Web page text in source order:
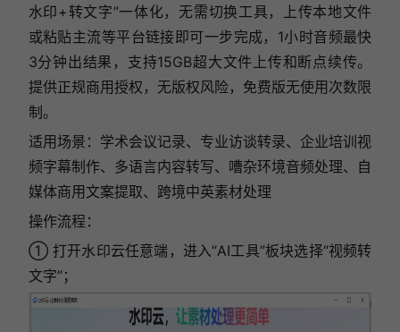
水印+转文字”一体化，无需切换工具，上传本地文件
或粘贴主流等平台链接即可一步完成，1小时音频最快
3分钟出结果，支持15GB超大文件上传和断点续传。
提供正规商用授权，无版权风险，免费版无使用次数限
制。
适用场景：学术会议记录、专业访谈转录、企业培训视
频字幕制作、多语言内容转写、嘈杂环境音频处理、自
媒体商用文案提取、跨境中英素材处理
操作流程：
① 打开水印云任意端，进入“AI工具”板块选择“视频转
文字”；